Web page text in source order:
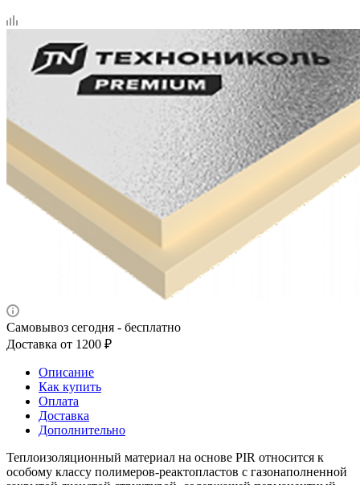
Самовывоз сегодня - бесплатно
Доставка от 1200 ₽
Описание
Как купить
Оплата
Доставка
Дополнительно
Теплоизоляционный материал на основе PIR относится к
особому классу полимеров-реактопластов с газонаполненной